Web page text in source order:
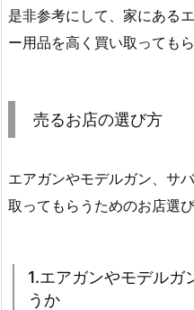
是非参考にして、家にある
ー用品を高く買い取っても
売るお店の選び方
エアガンやモデルガン、サ
取ってもらうためのお店選
1.エアガンやモデルガ
うか